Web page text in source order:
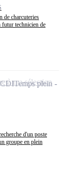
de charcuteries
futur technicien de
d'un poste
groupe en plein
CDITemps plein
à ma sélection